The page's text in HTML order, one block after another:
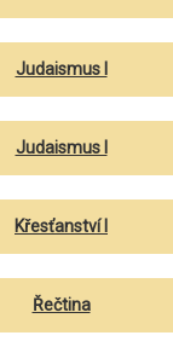
Judaismus I
Judaismus I
Křesťanství I
Řečtina